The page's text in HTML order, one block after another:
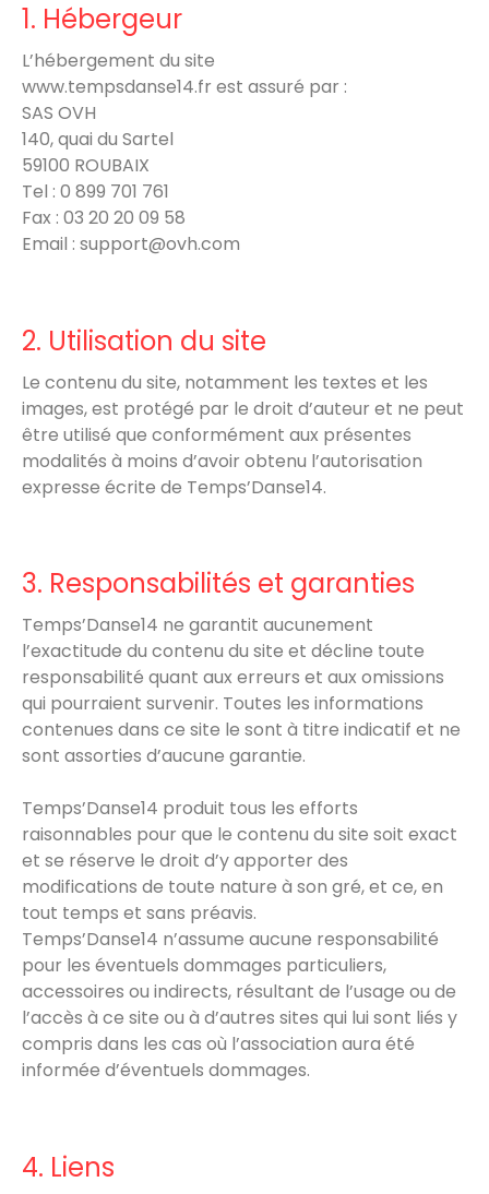
1. Hébergeur
L’hébergement du site
www.tempsdanse14.fr est assuré par :
SAS OVH
140, quai du Sartel
59100 ROUBAIX
Tel : 0 899 701 761
Fax : 03 20 20 09 58
Email : support@ovh.com
2. Utilisation du site
Le contenu du site, notamment les textes et les
images, est protégé par le droit d’auteur et ne peut
être utilisé que conformément aux présentes
modalités à moins d’avoir obtenu l’autorisation
expresse écrite de Temps’Danse14.
3. Responsabilités et garanties
Temps’Danse14 ne garantit aucunement
l’exactitude du contenu du site et décline toute
responsabilité quant aux erreurs et aux omissions
qui pourraient survenir. Toutes les informations
contenues dans ce site le sont à titre indicatif et ne
sont assorties d’aucune garantie.
Temps’Danse14 produit tous les efforts
raisonnables pour que le contenu du site soit exact
et se réserve le droit d’y apporter des
modifications de toute nature à son gré, et ce, en
tout temps et sans préavis.
Temps’Danse14 n’assume aucune responsabilité
pour les éventuels dommages particuliers,
accessoires ou indirects, résultant de l’usage ou de
l’accès à ce site ou à d’autres sites qui lui sont liés y
compris dans les cas où l’association aura été
informée d’éventuels dommages.
4. Liens